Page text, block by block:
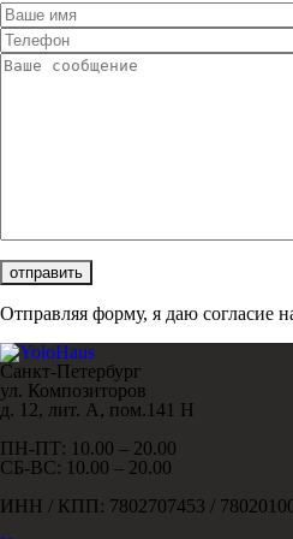
Отправляя форму, я даю согласие
Санкт-Петербург
ул. Композиторов
д. 12, лит. А, пом.141 Н
ПН-ПТ: 10.00 – 20.00
СБ-ВС: 10.00 – 20.00
ИНН / КПП: 7802707453 /